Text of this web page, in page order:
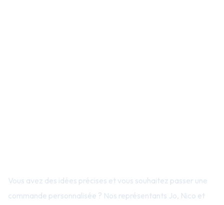
Vous avez des idées précises et vous souhaitez passer une
commande personnalisée ? Nos représentants Jo, Nico et